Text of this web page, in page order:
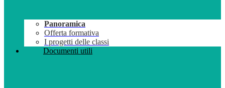
Panoramica
Offerta formativa
I progetti delle classi
Documenti utili